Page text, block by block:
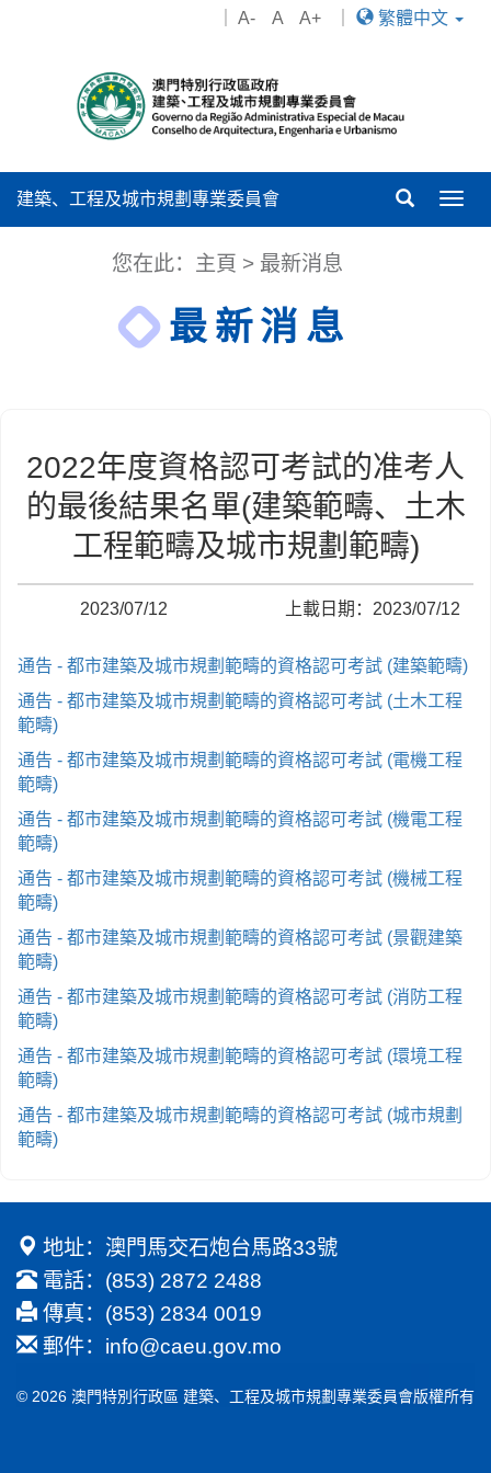
A- A A+ 繁體中文
建築、工程及城市規劃專業委員會
您在此： 主頁 > 最新消息
最新消息
2022年度資格認可考試的准考人
的最後結果名單(建築範疇、土木
工程範疇及城市規劃範疇)
2023/07/12 上載日期：2023/07/12
通告 - 都市建築及城市規劃範疇的資格認可考試 (建築範疇)
通告 - 都市建築及城市規劃範疇的資格認可考試 (土木工程
範疇)
通告 - 都市建築及城市規劃範疇的資格認可考試 (電機工程
範疇)
通告 - 都市建築及城市規劃範疇的資格認可考試 (機電工程
範疇)
通告 - 都市建築及城市規劃範疇的資格認可考試 (機械工程
範疇)
通告 - 都市建築及城市規劃範疇的資格認可考試 (景觀建築
範疇)
通告 - 都市建築及城市規劃範疇的資格認可考試 (消防工程
範疇)
通告 - 都市建築及城市規劃範疇的資格認可考試 (環境工程
範疇)
通告 - 都市建築及城市規劃範疇的資格認可考試 (城市規劃
範疇)
地址：澳門馬交石炮台馬路33號
電話：(853) 2872 2488
傳真：(853) 2834 0019
郵件： info@caeu.gov.mo
© 2026 澳門特別行政區 建築、工程及城市規劃專業委員會版權所有